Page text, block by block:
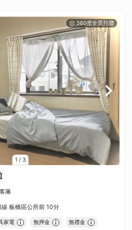
1 / 3
客滿
板橋區公所前 10分
家電 無押金 無禮金